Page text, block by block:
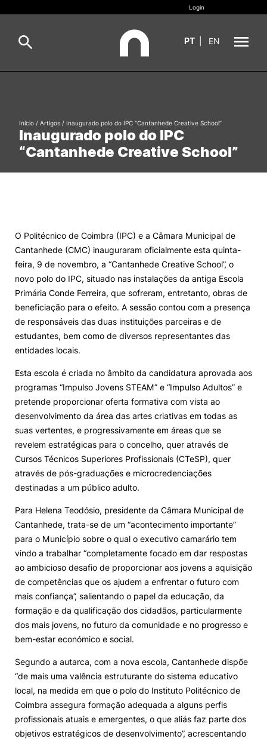
Estudar
Internacional
Ação Social
Alumni
Projetos PRR
Magazine
Eventos
Europeia Política de Privacidade e Cookies
Sugestões,
Login
PT EN
Oferta Formativa
Inaugurado polo do IPC
“Cantanhede Creative School”
Início / Artigos / Inaugurado polo do IPC “Cantanhede Creative School”
O Politécnico de Coimbra (IPC) e a Câmara Municipal de
Cantanhede (CMC) inauguraram oficialmente esta quinta-
feira, 9 de novembro, a “Cantanhede Creative School”, o
novo polo do IPC, situado nas instalações da antiga Escola
Primária Conde Ferreira, que sofreram, entretanto, obras de
beneficiação para o efeito. A sessão contou com a presença
de responsáveis das duas instituições parceiras e de
estudantes, bem como de diversos representantes das
entidades locais.
Esta escola é criada no âmbito da candidatura aprovada aos
programas “Impulso Jovens STEAM” e “Impulso Adultos” e
pretende proporcionar oferta formativa com vista ao
desenvolvimento da área das artes criativas em todas as
suas vertentes, e progressivamente em áreas que se
revelem estratégicas para o concelho, quer através de
Cursos Técnicos Superiores Profissionais (CTeSP), quer
através de pós-graduações e microcredenciações
destinadas a um público adulto.
Para Helena Teodósio, presidente da Câmara Municipal de
Cantanhede, trata-se de um “acontecimento importante”
para o Município sobre o qual o executivo camarário tem
vindo a trabalhar “completamente focado em dar respostas
ao ambicioso desafio de proporcionar aos jovens a aquisição
de competências que os ajudem a enfrentar o futuro com
mais confiança”, salientando o papel da educação, da
formação e da qualificação dos cidadãos, particularmente
dos mais jovens, no futuro da comunidade e no progresso e
bem-estar económico e social.
Segundo a autarca, com a nova escola, Cantanhede dispõe
“de mais uma valência estruturante do sistema educativo
local, na medida em que o polo do Instituto Politécnico de
Coimbra assegura formação adequada a alguns perfis
profissionais atuais e emergentes, o que aliás faz parte dos
objetivos estratégicos de desenvolvimento”, acrescentando